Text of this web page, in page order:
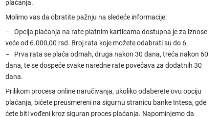
plaćanja.
Molimo vas da obratite pažnju na sledeće informacije:
– Opcija plaćanja na rate platnim karticama dostupna je za iznose
veće od 6.000,00 rsd. Broj rata koje možete odabrati su do 6.
– Prva rata se plaća odmah, druga nakon 30 dana, treća nakon 60
dana, te se dospeće svake naredne rate povećava za dodatnih 30
dana.
Prilikom procesa online naručivanja, ukoliko odaberete ovu opciju
plaćanja, bićete preusmereni na sigurnu stranicu banke Intesa, gde
ćete biti vođeni kroz siguran proces plaćanja. Napominjemo da